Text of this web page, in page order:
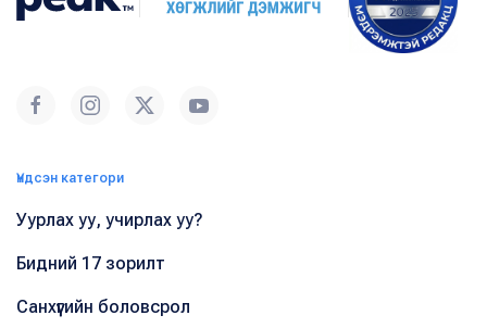
Үндсэн категори
Уурлах уу, учирлах уу?
Бидний 17 зорилт
Санхүүгийн боловсрол